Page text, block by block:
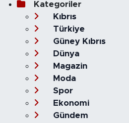
Kategoriler
Kıbrıs
Türkiye
Güney Kıbrıs
Dünya
Magazin
Moda
Spor
Ekonomi
Gündem